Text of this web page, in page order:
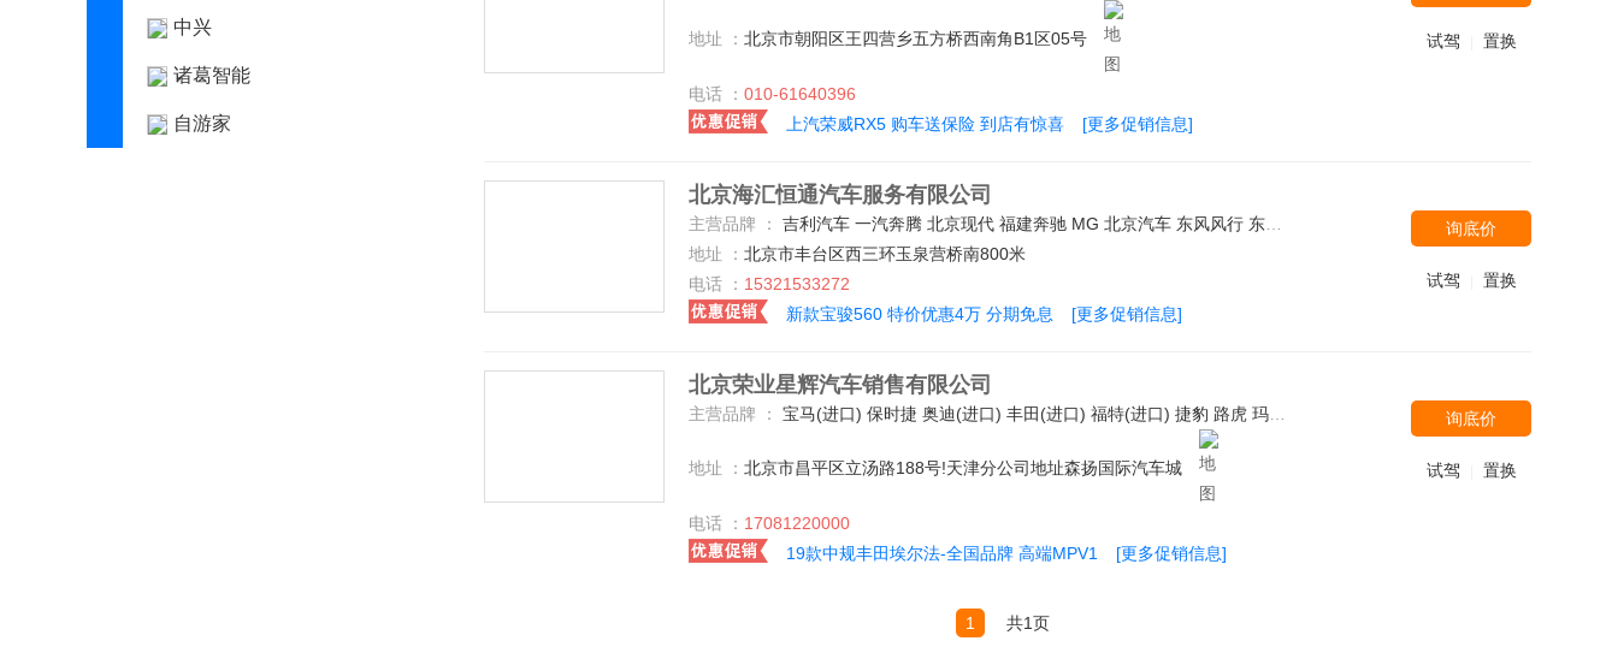
中兴
诸葛智能
自游家
地址 ： 北京市朝阳区王四营乡五方桥西南角B1区05号
电话 ： 010-61640396
上汽荣威RX5 购车送保险 到店有惊喜
[更多促销信息]
试驾 置换
北京海汇恒通汽车服务有限公司
主营品牌 ：
吉利汽车 一汽奔腾 北京现代 福建奔驰 MG 北京汽车 东风风行 东风日产 哈弗汽车 众泰 广汽传祺 上汽荣威 上汽大众 长安乘用车 宝沃汽车 一汽马自达 宝骏汽车 一汽-大众 长安商用车 一汽丰田 别克 中兴 华晨中华 江铃汽车 知豆 永源 南京依维柯 天津一汽 一汽吉林 奥迪(进口) 一汽奥迪 华晨宝马 东风标致 标致(进口) 东南汽车 广汽丰田 长安福特 广汽本田 东风本田 Jeep 东风悦达起亚 奇瑞汽车 长城 雪佛兰 长安马自达 捷豹 北汽绅宝 东风风光 凯翼 北汽威旺 一汽海马 海马郑州 苏州金龙 潍柴汽车
地址 ： 北京市丰台区西三环玉泉营桥南800米
电话 ： 15321533272
新款宝骏560 特价优惠4万 分期免息
[更多促销信息]
询底价
试驾 置换
北京荣业星辉汽车销售有限公司
主营品牌 ： 宝马(进口) 保时捷 奥迪(进口) 丰田(进口) 福特(进口) 捷豹 路虎 玛莎拉蒂 奔驰(进口) 沃尔沃(进口) 一汽丰田 福建奔驰 乔治巴顿 宾利 阿斯顿-马丁 法拉利 奔驰-AMG 奔驰-迈巴赫 劳斯莱斯 巴博斯 BMW i 宝马M GMC 道奇(进口) 兰博基尼 迈巴赫 一汽奥迪 林肯 特斯拉-TESLA 凯迪拉克(进口) 广汽丰田 大众(进口) 雷克萨斯 Jeep 北京 一汽奔腾 北汽绅宝 雪佛兰(进口) 华晨宝马 ALPINA 北汽银翔 宝骏汽车 宝沃汽车 北汽威旺 北汽新能源 日产(进口) 东风悦达起亚 奇瑞捷豹路虎 比亚迪 长城 郑州日产 东风风神 广汽传祺 北汽福田 郑州日产（东风风度） 杜卡迪 哈弗汽车 长安福特 北京奔驰 华泰汽车 成功汽车 吉利汽车 比速汽车 长安乘用车 观致 菲斯科 黄海 布加迪 阿尔法.罗密欧 东风风行 昌河 一汽-大众 哈飞 卡尔森 奇瑞汽车 迈凯伦 帕加尼 三菱(进口) 上汽大众 江铃汽车 北汽新能源 Icona Spirra(思派朗) 御捷新能源 开瑞 一汽海马 道奇 陆风 别克 中顺汽车 陕汽通家 路特斯 东风启辰 江铃 安凯客车 长安铃木 光冈 雷诺 广汽本田 卡威汽车 福迪 长安马自达 江铃集团新能源 罗伦士 凯佰赫 北汽瑞丽 菲亚特(进口) 浙江卡尔森 欧宝
地址 ： 北京市昌平区立汤路188号!天津分公司地址森扬国际汽车城
电话 ： 17081220000
19款中规丰田埃尔法-全国品牌 高端MPV1
[更多促销信息]
询底价
试驾 置换
1 共1页